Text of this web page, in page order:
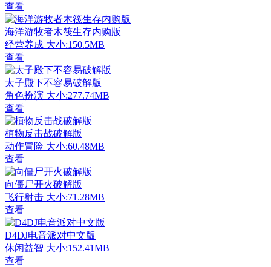
查看
海洋游牧者木筏生存内购版
经营养成 大小:150.5MB
查看
太子殿下不容易破解版
角色扮演 大小:277.74MB
查看
植物反击战破解版
动作冒险 大小:60.48MB
查看
向僵尸开火破解版
飞行射击 大小:71.28MB
查看
D4DJ电音派对中文版
休闲益智 大小:152.41MB
查看